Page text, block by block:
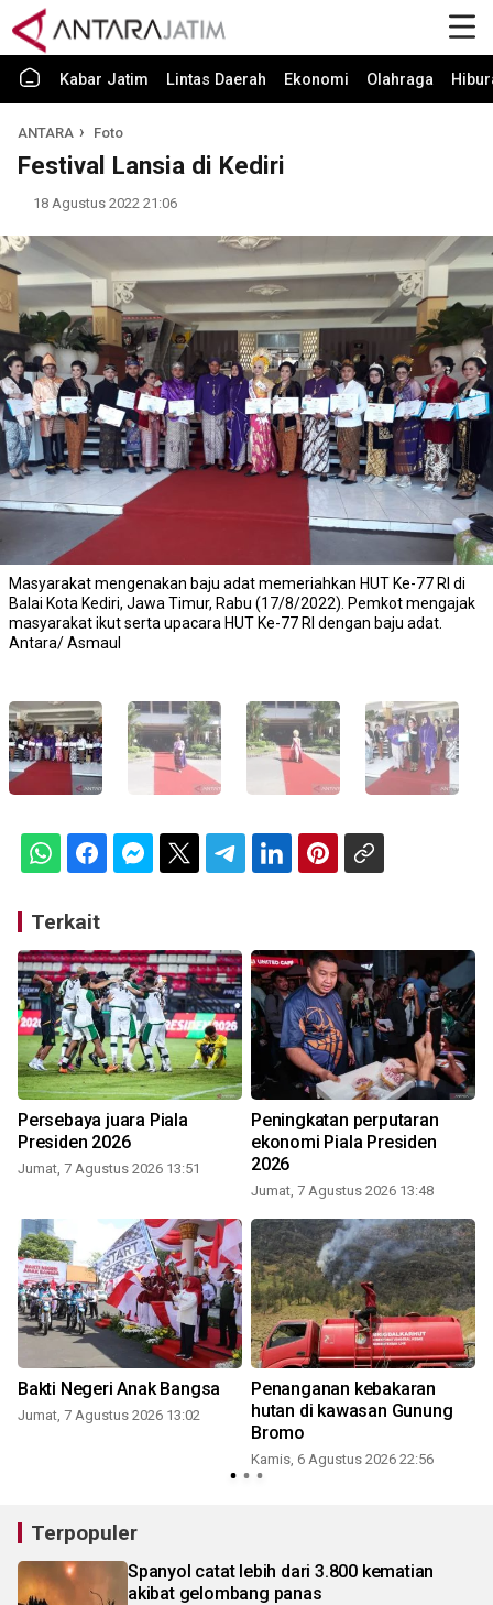
Kabar Jatim Lintas Daerah Ekonomi Olahraga
ANTARA Foto
Festival Lansia di Kediri
18 Agustus 2022 21:06
Masyarakat mengenakan baju adat memeriahkan HUT Ke-77 RI di
Balai Kota Kediri, Jawa Timur, Rabu (17/8/2022). Pemkot mengajak
masyarakat ikut serta upacara HUT Ke-77 RI dengan baju adat.
Antara/ Asmaul
Terkait
Persebaya juara Piala
Presiden 2026
Jumat, 7 Agustus 2026 13:51
Peningkatan perputaran
ekonomi Piala Presiden
2026
Jumat, 7 Agustus 2026 13:48
Bakti Negeri Anak Bangsa
Jumat, 7 Agustus 2026 13:02
Penanganan kebakaran
hutan di kawasan Gunung
Bromo
Kamis, 6 Agustus 2026 22:56
Terpopuler
Spanyol catat lebih dari 3.800 kematian
akibat gelombang panas